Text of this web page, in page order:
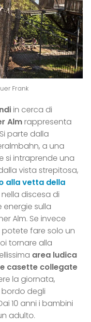
Frank
in cerca di
Almrappresenta
parte dalla
a una
si intraprende una
vista strepitosa,
alla vetta della
discesa di
energie sulla
Alm. Se invece
fare solo un
tornare alla
area ludica
casette collegate
la giornata,
degli
10 anni i bambini
adulto.